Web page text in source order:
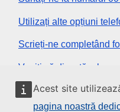
Acest site
pagina noastră
Utilizați alte opțiuni
Scrieți-ne completând
Veniți să discutăm la
Rețele sociale